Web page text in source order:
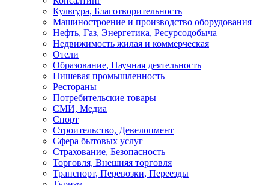
Культура, Благотворительность
Машиностроение и производство оборудования
Нефть, Газ, Энергетика, Ресурсодобыча
Недвижимость жилая и коммерческая
Отели
Образование, Научная деятельность
Пишевая промышленность
Рестораны
Потребительские товары
СМИ, Медиа
Спорт
Строительство, Девелопмент
Сфера бытовых услуг
Страхование, Безопасность
Торговля, Внешняя торговля
Транспорт, Перевозки, Переезды